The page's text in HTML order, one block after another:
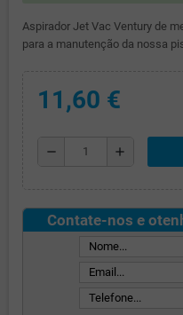
Aspirador Jet Vac Ventury de
para a manutenção da nossa
11,60 €
remove add
Contate-nos e